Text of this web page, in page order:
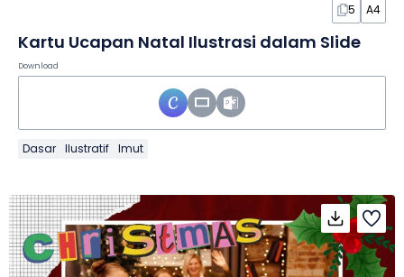
5 A4
Kartu Ucapan Natal Ilustrasi dalam Slide
Download
Dasar Ilustratif Imut